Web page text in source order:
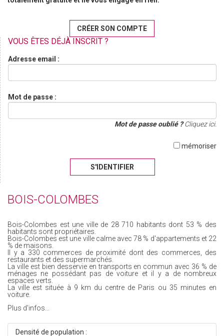
CRÉER SON COMPTE
VOUS ÊTES DÉJÀ INSCRIT ?
Adresse email :
Mot de passe :
Mot de passe oublié ?Cliquez ici.
mémoriser
S'IDENTIFIER
BOIS-COLOMBES
Bois-Colombes est une ville de 28 710 habitants dont 53 % des
habitants sont propriétaires.
Bois-Colombes est une ville calme avec 78 % d'appartements et 22
% de maisons.
Il y a 330 commerces de proximité dont des commerces, des
restaurants et des supermarchés.
La ville est bien desservie en transports en commun avec 36 % de
ménages ne possédant pas de voiture et il y a de nombreux
espaces verts.
La ville est située à 9 km du centre de Paris ou 35 minutes en
voiture.
Plus d'infos...
Densité de population :